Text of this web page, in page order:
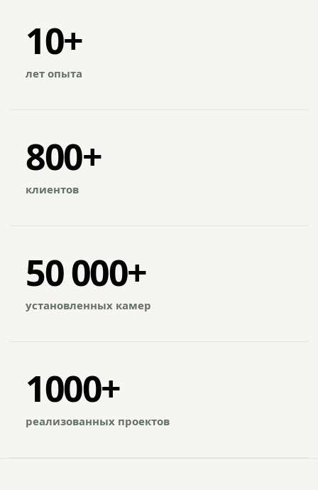
10+
лет опыта
800+
клиентов
50 000+
установленных камер
1000+
реализованных проектов